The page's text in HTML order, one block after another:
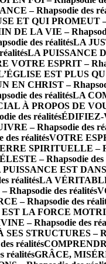
– Rhapsodie des
ET QUI PROMEUT –
DE LA VIE –
des réalitésLA
LA PUISSANCE
ESPRIT –
EST PLUS
EN CHRIST –
des réalitésLA
À PROPOS DE
des réalitésÉDIFIEZ-
– Rhapsodie des
réalitésVOTRE
SPIRITUELLE –
– Rhapsodie des
EST
réalitésLA
des réalités
– Rhapsodie des
LA FORCE
– Rhapsodie des
STRUCTURES –
réalités
réalitésGRÂCE,